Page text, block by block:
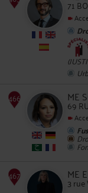
71
ME
69
ME
3